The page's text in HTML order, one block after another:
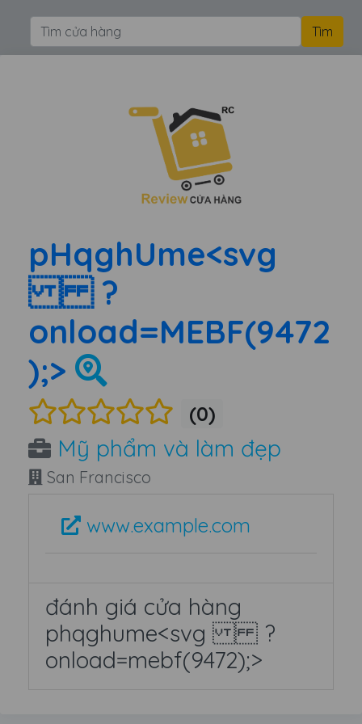
pHqghUme<svg
?
onload=MEBF(9472
);>
(0)
Mỹ phẩm và làm đẹp
San Francisco
www.example.com
đánh giá cửa hàng
phqghume<svg ?
onload=mebf(9472);>